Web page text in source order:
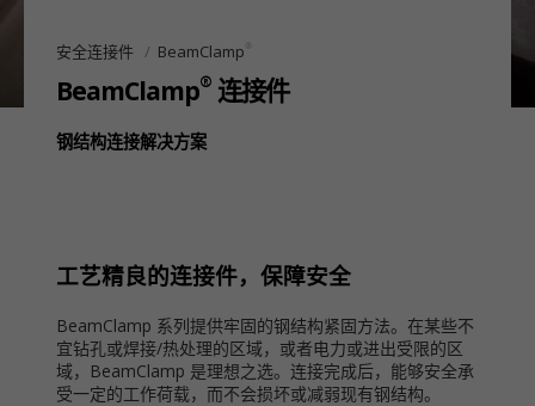
安全连接件 BeamClamp ®
BeamClamp®连接件
钢结构连接解决方案
工艺精良的连接件，保障安全
BeamClamp 系列提供牢固的钢结构紧固方法。在某些不
宜钻孔或焊接/热处理的区域，或者电力或进出受限的区
域，BeamClamp 是理想之选。连接完成后，能够安全承
受一定的工作荷载，而不会损坏或减弱现有钢结构。